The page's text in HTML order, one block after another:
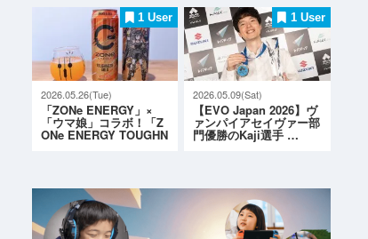
1 User
2026.05.26(Tue)
「ZONe ENERGY」×
「ウマ娘」コラボ！「Z
ONe ENERGY TOUGHN
1 User
2026.05.09(Sat)
【EVO Japan 2026】ヴ
ァンパイアセイヴァー部
門優勝のKaji選手 …